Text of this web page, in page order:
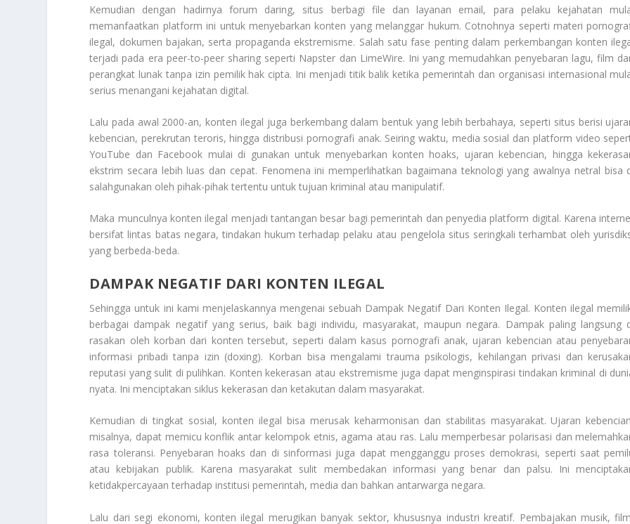
Kemudian dengan hadirnya forum daring, situs berbagi file dan layanan email, para pelaku kejahatan
memanfaatkan platform ini untuk menyebarkan konten yang melanggar hukum. Cotnohnya seperti materi
ilegal, dokumen bajakan, serta propaganda ekstremisme. Salah satu fase penting dalam perkembangan konten
terjadi pada era peer-to-peer sharing seperti Napster dan LimeWire. Ini yang memudahkan penyebaran lagu, film
perangkat lunak tanpa izin pemilik hak cipta. Ini menjadi titik balik ketika pemerintah dan organisasi internasional
serius menangani kejahatan digital.
Lalu pada awal 2000-an, konten ilegal juga berkembang dalam bentuk yang lebih berbahaya, seperti situs berisi
kebencian, perekrutan teroris, hingga distribusi pornografi anak. Seiring waktu, media sosial dan platform video
YouTube dan Facebook mulai di gunakan untuk menyebarkan konten hoaks, ujaran kebencian, hingga
ekstrim secara lebih luas dan cepat. Fenomena ini memperlihatkan bagaimana teknologi yang awalnya netral bisa
salahgunakan oleh pihak-pihak tertentu untuk tujuan kriminal atau manipulatif.
Maka munculnya konten ilegal menjadi tantangan besar bagi pemerintah dan penyedia platform digital. Karena
bersifat lintas batas negara, tindakan hukum terhadap pelaku atau pengelola situs seringkali terhambat oleh
yang berbeda-beda.
DAMPAK NEGATIF DARI KONTEN ILEGAL
Sehingga untuk ini kami menjelaskannya mengenai sebuah Dampak Negatif Dari Konten Ilegal. Konten ilegal
berbagai dampak negatif yang serius, baik bagi individu, masyarakat, maupun negara. Dampak paling langsung
rasakan oleh korban dari konten tersebut, seperti dalam kasus pornografi anak, ujaran kebencian atau
informasi pribadi tanpa izin (doxing). Korban bisa mengalami trauma psikologis, kehilangan privasi dan
reputasi yang sulit di pulihkan. Konten kekerasan atau ekstremisme juga dapat menginspirasi tindakan kriminal di
nyata. Ini menciptakan siklus kekerasan dan ketakutan dalam masyarakat.
Kemudian di tingkat sosial, konten ilegal bisa merusak keharmonisan dan stabilitas masyarakat. Ujaran
misalnya, dapat memicu konflik antar kelompok etnis, agama atau ras. Lalu memperbesar polarisasi dan
rasa toleransi. Penyebaran hoaks dan di sinformasi juga dapat mengganggu proses demokrasi, seperti saat
atau kebijakan publik. Karena masyarakat sulit membedakan informasi yang benar dan palsu. Ini
ketidakpercayaan terhadap institusi pemerintah, media dan bahkan antarwarga negara.
Lalu dari segi ekonomi, konten ilegal merugikan banyak sektor, khususnya industri kreatif. Pembajakan musik,